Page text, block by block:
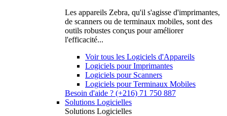
Les appareils Zebra, qu'il s'agisse d'imprimantes,
de scanners ou de terminaux mobiles, sont des
outils robustes conçus pour améliorer
l'efficacité...
Voir tous les Logiciels d'Appareils
Logiciels pour Imprimantes
Logiciels pour Scanners
Logiciels pour Terminaux Mobiles
Besoin d'aide ? (+216) 71 750 887
Solutions Logicielles
Solutions Logicielles